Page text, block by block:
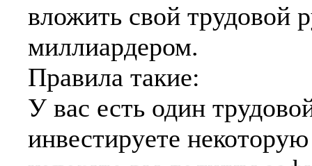
вложить свой трудовой
миллиардером.
Правила такие:
У вас есть один
инвестируете